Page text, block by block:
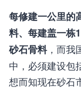
每修建一公里的
料、每建盖一栋
砂石骨料，而我
中，必须建设包
想而知现在砂石